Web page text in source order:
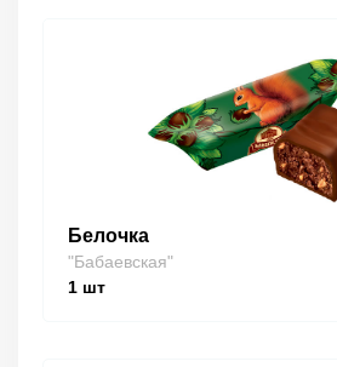
Белочка
"Бабаевская"
1 шт